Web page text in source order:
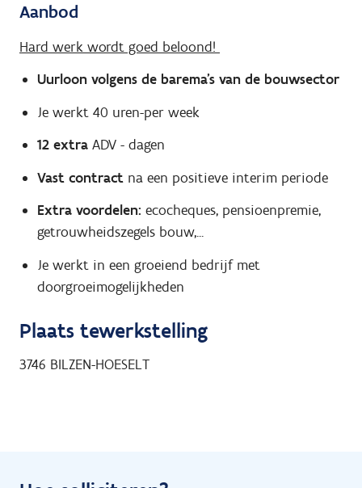
Aanbod
Hard werk wordt goed beloond!
Uurloon volgens de barema's van de bouwsector
Je werkt 40 uren-per week
12 extraADV - dagen
Vast contractna een positieve interim periode
Extra voordelen: ecocheques, pensioenpremie,
getrouwheidszegels bouw,...
Je werkt in een groeiend bedrijf met
doorgroeimogelijkheden
Plaats tewerkstelling
3746 BILZEN-HOESELT